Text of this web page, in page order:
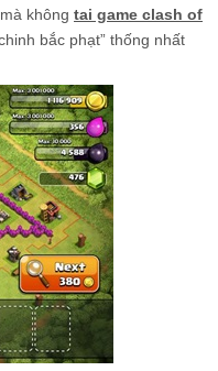
không tai game clash of
bắc phạt” thống nhất